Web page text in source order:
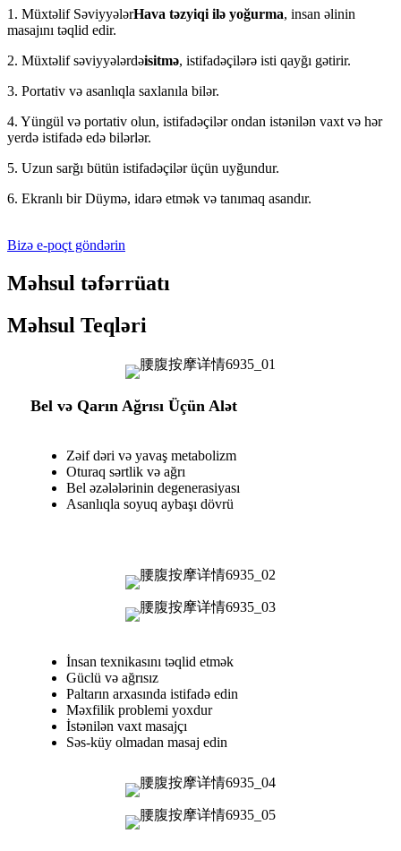
1. Müxtəlif SəviyyələrHava təzyiqi ilə yoğurma, insan əlinin
masajını təqlid edir.
2. Müxtəlif səviyyələrdəisitmə, istifadəçilərə isti qayğı gətirir.
3. Portativ və asanlıqla saxlanıla bilər.
4. Yüngül və portativ olun, istifadəçilər ondan istənilən vaxt və hər
yerdə istifadə edə bilərlər.
5. Uzun sarğı bütün istifadəçilər üçün uyğundur.
6. Ekranlı bir Düymə, idarə etmək və tanımaq asandır.
Bizə e-poçt göndərin
Məhsul təfərrüatı
Məhsul Teqləri
Bel və Qarın Ağrısı Üçün Alət
Zəif dəri və yavaş metabolizm
Oturaq sərtlik və ağrı
Bel əzələlərinin degenerasiyası
Asanlıqla soyuq aybaşı dövrü
İnsan texnikasını təqlid etmək
Güclü və ağrısız
Paltarın arxasında istifadə edin
Məxfilik problemi yoxdur
İstənilən vaxt masajçı
Səs-küy olmadan masaj edin